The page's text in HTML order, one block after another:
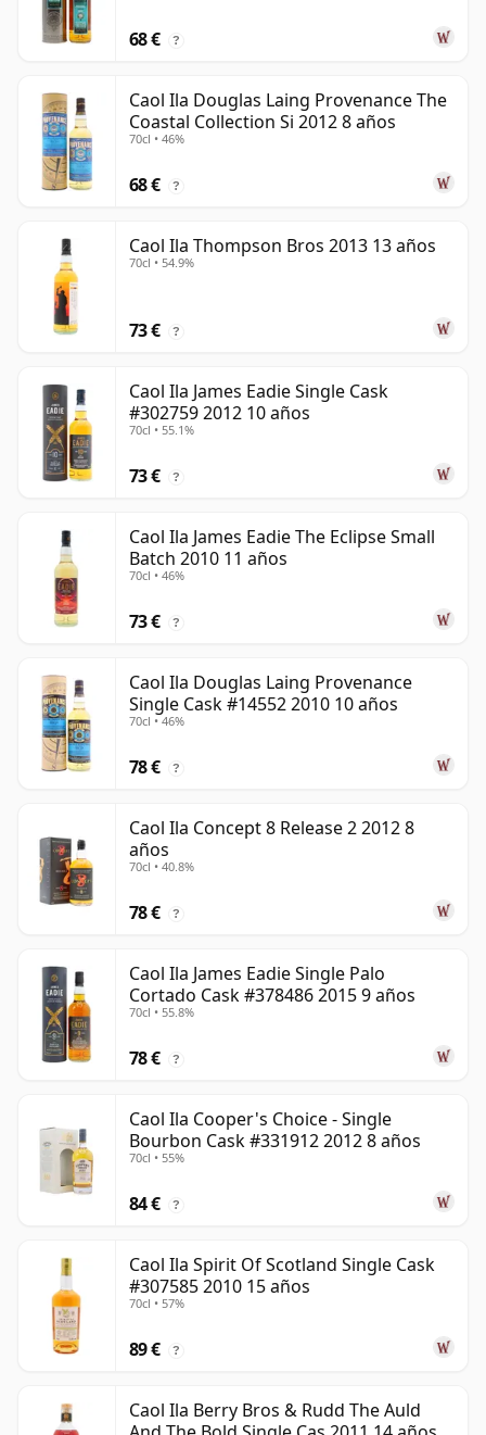
68 € ?
Caol Ila Douglas Laing Provenance The
Coastal Collection Si 2012 8 años
70cl • 46%
68 € ?
Caol Ila Thompson Bros 2013 13 años
70cl • 54.9%
73 € ?
Caol Ila James Eadie Single Cask
#302759 2012 10 años
70cl • 55.1%
73 € ?
Caol Ila James Eadie The Eclipse Small
Batch 2010 11 años
70cl • 46%
73 € ?
Caol Ila Douglas Laing Provenance
Single Cask #14552 2010 10 años
70cl • 46%
78 € ?
Caol Ila Concept 8 Release 2 2012 8
años
70cl • 40.8%
78 € ?
Caol Ila James Eadie Single Palo
Cortado Cask #378486 2015 9 años
70cl • 55.8%
78 € ?
Caol Ila Cooper's Choice - Single
Bourbon Cask #331912 2012 8 años
70cl • 55%
84 € ?
Caol Ila Spirit Of Scotland Single Cask
#307585 2010 15 años
70cl • 57%
89 € ?
Caol Ila Berry Bros & Rudd The Auld